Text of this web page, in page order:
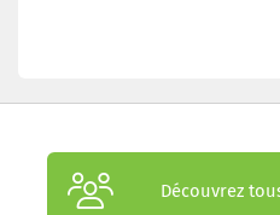
Découvrez